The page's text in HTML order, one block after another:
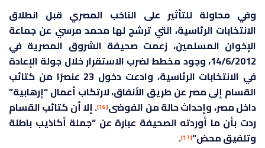
وفي محاولة للتأثير على الناخب المصري قبل انطلاق
الانتخابات الرئاسية، التي ترشح لها محمد مرسي عن جماعة
الإخوان المسلمين، زعمت صحيفة الشروق المصرية في
14/6/2012، وجود مخطط لضرب الاستقرار خلال جولة الإعادة
في الانتخابات الرئاسية، وادعت دخول 23 عنصرًا من كتائب
القسام إلى مصر عن طريق الأنفاق، لارتكاب أعمال “إرهابية”
داخل مصر، وإحداث حالة من الفوضى[16]
. إلا أن كتائب القسام
ردت بأن ما أوردته الصحيفة عبارة عن “جملة أكاذيب باطلة
وتلفيق محض”[17]
.